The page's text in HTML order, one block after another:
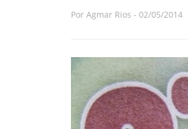
Por Agmar Rios - 02/05/2014